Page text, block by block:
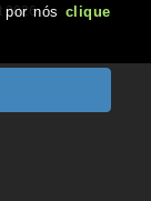
2026